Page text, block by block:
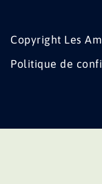
Copyright Les
Politique de